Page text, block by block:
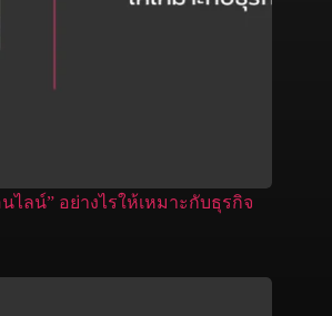
ไลน์” อย่างไรให้เหมาะกับธุรกิจ